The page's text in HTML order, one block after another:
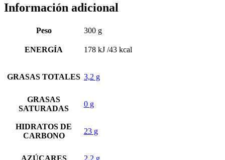
Información adicional
Peso 300 g
ENERGÍA 178 kJ /43 kcal
GRASAS TOTALES 3,2 g
GRASAS
SATURADAS
0 g
HIDRATOS DE
CARBONO
23 g
AZÚCARES 2.2 g